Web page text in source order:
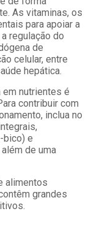
As vitaminas, os
para apoiar a
regulação do
de
celular, entre
hepática.
em nutrientes é
contribuir com
inclua no
bico) e
de uma
alimentos
grandes